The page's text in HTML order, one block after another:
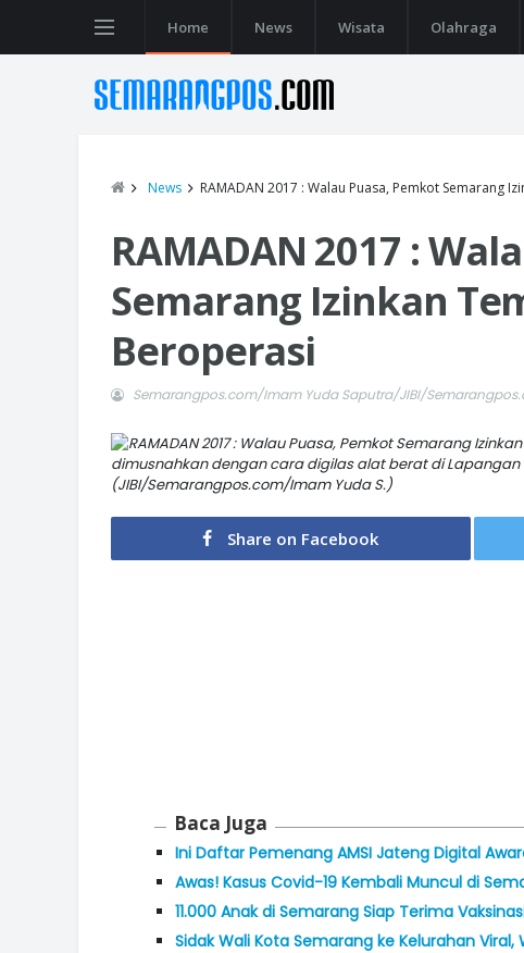
Home News Wisata Olahraga
News RAMADAN 2017 : Walau Puasa, Pemkot Semarang
RAMADAN 2017 :
Semarang Izinkan
Beroperasi
Semarangpos.com/Imam Yuda Saputra/JIBI/
dimusnahkan dengan cara digilas alat berat di
(JIBI/Semarangpos.com/Imam Yuda S.)
Share on Facebook
Baca Juga
Ini Daftar Pemenang AMSI Jateng Digital
Awas! Kasus Covid-19 Kembali Muncul di
11.000 Anak di Semarang Siap Terima
Sidak Wali Kota Semarang ke Kelurahan Viral,